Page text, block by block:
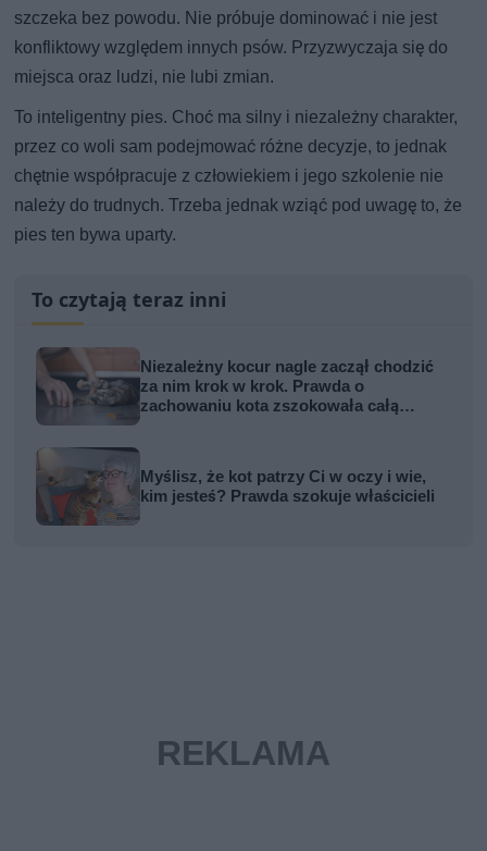
szczeka bez powodu. Nie próbuje dominować i nie jest
konfliktowy względem innych psów. Przyzwyczaja się do
miejsca oraz ludzi, nie lubi zmian.
To inteligentny pies. Choć ma silny i niezależny charakter,
przez co woli sam podejmować różne decyzje, to jednak
chętnie współpracuje z człowiekiem i jego szkolenie nie
należy do trudnych. Trzeba jednak wziąć pod uwagę to, że
pies ten bywa uparty.
To czytają teraz inni
Niezależny kocur nagle zaczął chodzić
za nim krok w krok. Prawda o
zachowaniu kota zszokowała całą
Myślisz, że kot patrzy Ci w oczy i wie,
kim jesteś? Prawda szokuje właścicieli